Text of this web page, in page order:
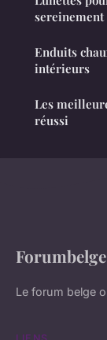
Enduits
intérieurs
Les
réussi
Forumbelge
Le forum belge